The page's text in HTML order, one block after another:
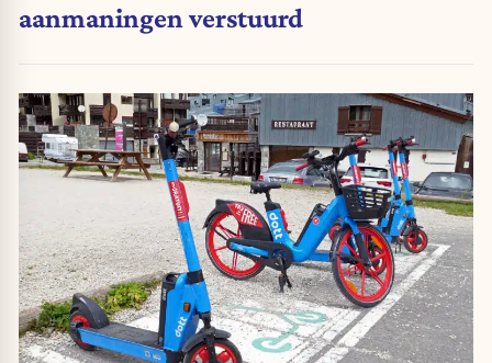
aanmaningen verstuurd